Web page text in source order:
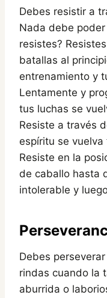
Debes resistir a
Nada debe
resistes?
batallas al
entrenamiento y
Lentamente y
tus luchas se
Resiste a través
espíritu se
Resiste en la
de caballo hasta
intolerable y
Debes
rindas cuando la
aburrida o